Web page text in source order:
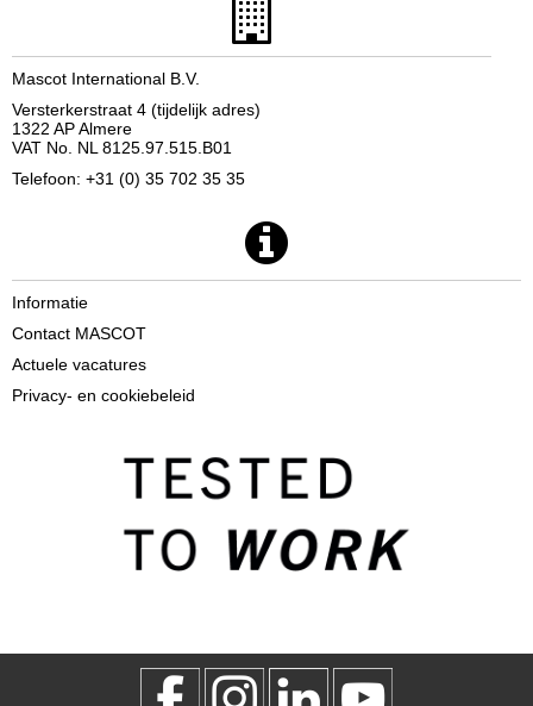
Mascot International B.V.
Versterkerstraat 4 (tijdelijk adres)
1322 AP Almere
VAT No. NL 8125.97.515.B01
Telefoon: +31 (0) 35 702 35 35
Informatie
Contact MASCOT
Actuele vacatures
Privacy- en cookiebeleid